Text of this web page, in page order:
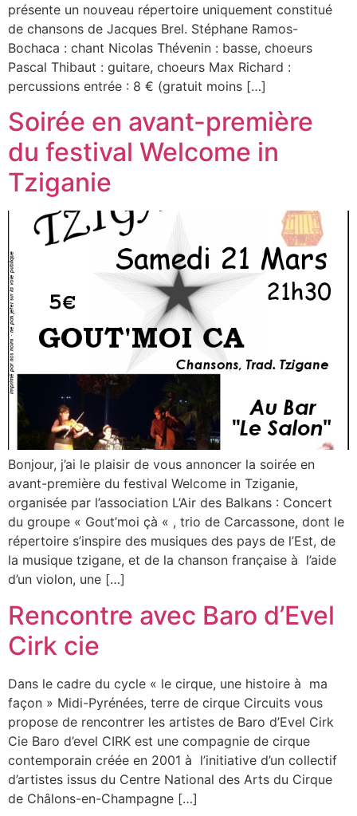
présente un nouveau répertoire uniquement constitué
de chansons de Jacques Brel. Stéphane Ramos-
Bochaca : chant Nicolas Thévenin : basse, choeurs
Pascal Thibaut : guitare, choeurs Max Richard :
percussions entrée : 8 € (gratuit moins […]
Soirée en avant-première
du festival Welcome in
Tziganie
Bonjour, j’ai le plaisir de vous annoncer la soirée en
avant-première du festival Welcome in Tziganie,
organisée par l’association L’Air des Balkans : Concert
du groupe « Gout’moi çà « , trio de Carcassone, dont le
répertoire s’inspire des musiques des pays de l’Est, de
la musique tzigane, et de la chanson française à l’aide
d’un violon, une […]
Rencontre avec Baro d’Evel
Cirk cie
Dans le cadre du cycle « le cirque, une histoire à ma
façon » Midi-Pyrénées, terre de cirque Circuits vous
propose de rencontrer les artistes de Baro d’Evel Cirk
Cie Baro d’evel CIRK est une compagnie de cirque
contemporain créée en 2001 à l’initiative d’un collectif
d’artistes issus du Centre National des Arts du Cirque
de Châlons-en-Champagne […]